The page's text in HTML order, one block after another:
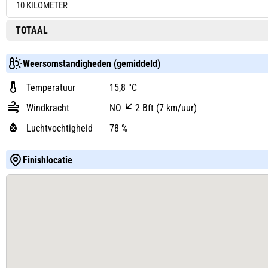
10 KILOMETER
TOTAAL
Weersomstandigheden (gemiddeld)
Temperatuur
15,8 °C
Windkracht
NO
2 Bft (7 km/uur)
Luchtvochtigheid
78 %
Finishlocatie